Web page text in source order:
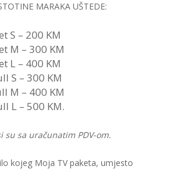
MARAKA UŠTEDE:
S – 200 KM
M – 300 KM
L – 400 KM
S – 300 KM
M – 400 KM
L – 500 KM.
su sa uračunatim PDV-om.
kojeg Moja TV paketa, umjesto